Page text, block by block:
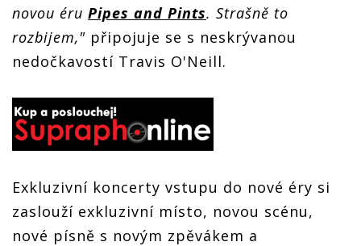
novou éru Pipes and Pints. Strašně to
rozbijem," připojuje se s neskrývanou
nedočkavostí Travis O'Neill.
Exkluzivní koncerty vstupu do nové éry si
zaslouží exkluzivní místo, novou scénu,
nové písně s novým zpěvákem a